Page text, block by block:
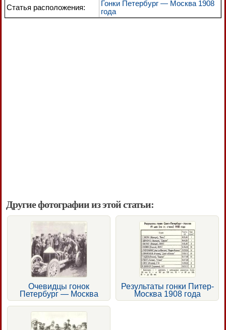
Статья расположения:
Гонки Петербург — Москва 1908
года
Другие фотографии из этой статьи:
Очевидцы гонок
Петербург — Москва
Результаты гонки Питер-
Москва 1908 года